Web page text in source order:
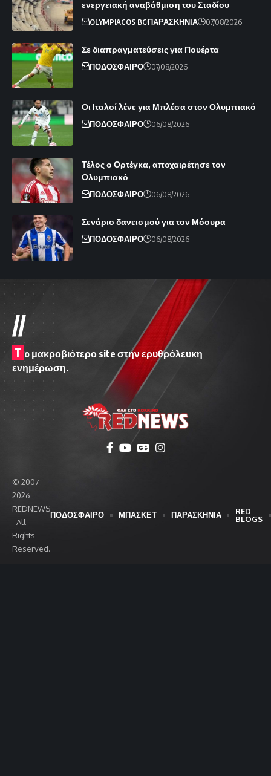
ενεργειακή αναβάθμιση του Σταδίου
OLYMPIACOS BCΠΑΡΑΣΚΗΝΙΑ 07/08/2026
Σε διαπραγματεύσεις για Πουέρτα
ΠΟΔΟΣΦΑΙΡΟ 07/08/2026
Οι Ιταλοί λένε για Μπλέσα στον Ολυμπιακό
ΠΟΔΟΣΦΑΙΡΟ 06/08/2026
Τέλος ο Ορτέγκα, αποχαιρέτησε τον
Ολυμπιακό
ΠΟΔΟΣΦΑΙΡΟ 06/08/2026
Σενάριο δανεισμού για τον Μόουρα
ΠΟΔΟΣΦΑΙΡΟ 06/08/2026
//
T o μακροβιότερο site στην ερυθρόλευκη
ενημέρωση.
© 2007-
2026
REDNEWS
- All
Rights
Reserved.
ΠΟΔΟΣΦΑΙΡΟ ΜΠΑΣΚΕΤ ΠΑΡΑΣΚΗΝΙΑ
RED
BLOGS